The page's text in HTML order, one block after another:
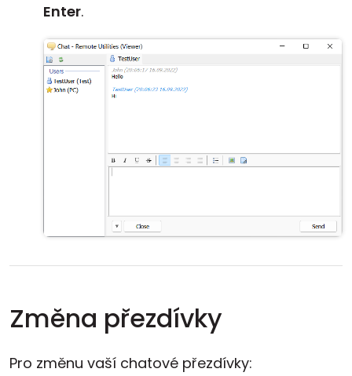
Enter.
Změna přezdívky
Pro změnu vaší chatové přezdívky: